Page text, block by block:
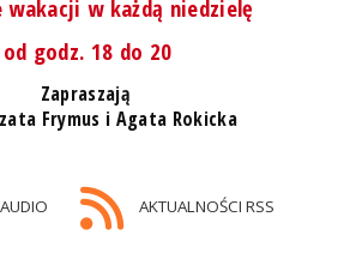
wakacji w każdą niedzielę
od godz. 18 do 20
Zapraszają
Frymus i Agata Rokicka
AKTUALNOŚCI RSS